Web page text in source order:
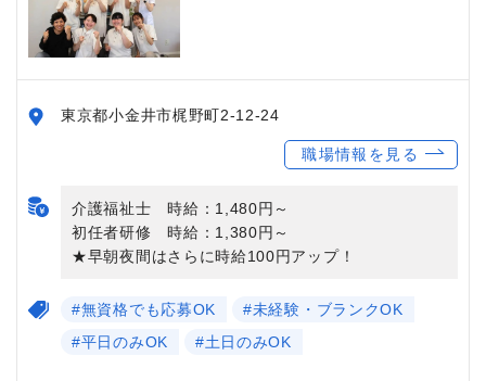
東京都小金井市梶野町2-12-24
職場情報を見る
介護福祉士 時給：1,480円～
初任者研修 時給：1,380円～
★早朝夜間はさらに時給100円アップ！
#無資格でも応募OK
#未経験・ブランクOK
#平日のみOK
#土日のみOK